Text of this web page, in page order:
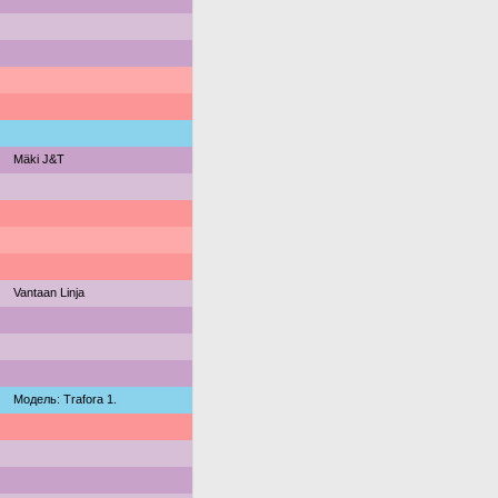
Mäki J&T
Vantaan Linja
Модель: Trafora 1.